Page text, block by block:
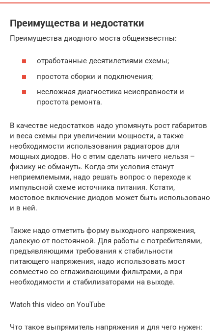
Преимущества и недостатки
Преимущества диодного моста общеизвестны:
отработанные десятилетиями схемы;
простота сборки и подключения;
несложная диагностика неисправности и
простота ремонта.
В качестве недостатков надо упомянуть рост габаритов
и веса схемы при увеличении мощности, а также
необходимости использования радиаторов для
мощных диодов. Но с этим сделать ничего нельзя –
физику не обмануть. Когда эти условия станут
неприемлемыми, надо решать вопрос о переходе к
импульсной схеме источника питания. Кстати,
мостовое включение диодов может быть использовано
и в ней.
Также надо отметить форму выходного напряжения,
далекую от постоянной. Для работы с потребителями,
предъявляющими требования к стабильности
питающего напряжения, надо использовать мост
совместно со сглаживающими фильтрами, а при
необходимости и стабилизаторами на выходе.
Watch this video on YouTube
Что такое выпрямитель напряжения и для чего нужен: